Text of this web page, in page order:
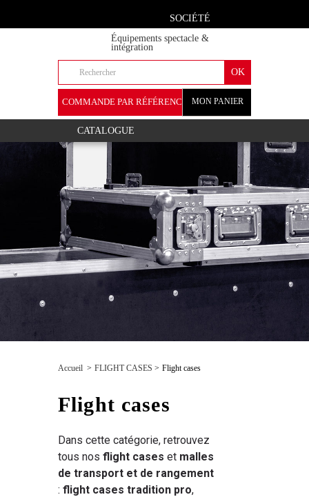
SOCIÉTÉ
Équipements spectacle &
intégration
MON PANIER
COMMANDE PAR RÉFÉRENCE
CATALOGUE
Accueil > FLIGHT CASES > Flight cases
Flight cases
Dans cette catégorie, retrouvez
tous nos flight cases et malles
de transport et de rangement
: flight cases tradition pro,